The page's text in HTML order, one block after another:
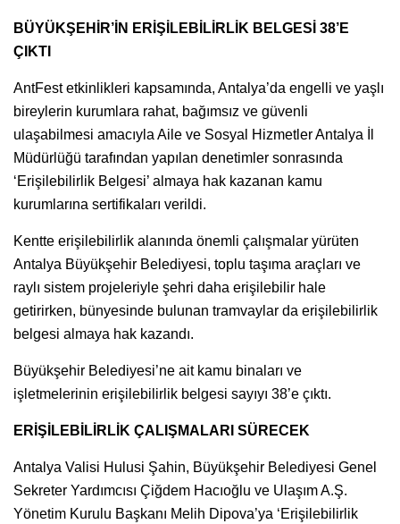
BÜYÜKŞEHİR’İN ERİŞİLEBİLİRLİK BELGESİ 38’E
ÇIKTI
AntFest etkinlikleri kapsamında, Antalya’da engelli ve yaşlı
bireylerin kurumlara rahat, bağımsız ve güvenli
ulaşabilmesi amacıyla Aile ve Sosyal Hizmetler Antalya İl
Müdürlüğü tarafından yapılan denetimler sonrasında
‘Erişilebilirlik Belgesi’ almaya hak kazanan kamu
kurumlarına sertifikaları verildi.
Kentte erişilebilirlik alanında önemli çalışmalar yürüten
Antalya Büyükşehir Belediyesi, toplu taşıma araçları ve
raylı sistem projeleriyle şehri daha erişilebilir hale
getirirken, bünyesinde bulunan tramvaylar da erişilebilirlik
belgesi almaya hak kazandı.
Büyükşehir Belediyesi’ne ait kamu binaları ve
işletmelerinin erişilebilirlik belgesi sayıyı 38’e çıktı.
ERİŞİLEBİLİRLİK ÇALIŞMALARI SÜRECEK
Antalya Valisi Hulusi Şahin, Büyükşehir Belediyesi Genel
Sekreter Yardımcısı Çiğdem Hacıoğlu ve Ulaşım A.Ş.
Yönetim Kurulu Başkanı Melih Dipova’ya ‘Erişilebilirlik